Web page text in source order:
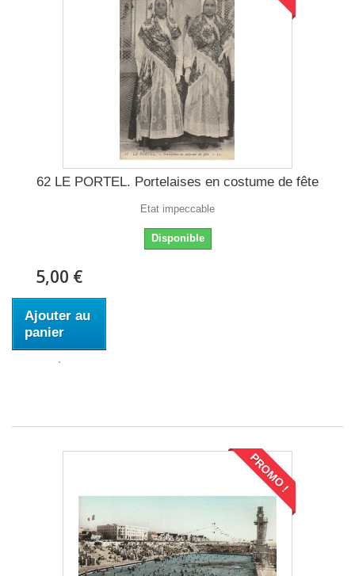
62 LE PORTEL. Portelaises en costume de fête
Etat impeccable
Disponible
5,00 €
Ajouter au
panier
PROMO !